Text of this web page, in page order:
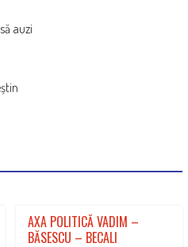
auzi
AXA POLITICĂ VADIM –
BĂSESCU – BECALI